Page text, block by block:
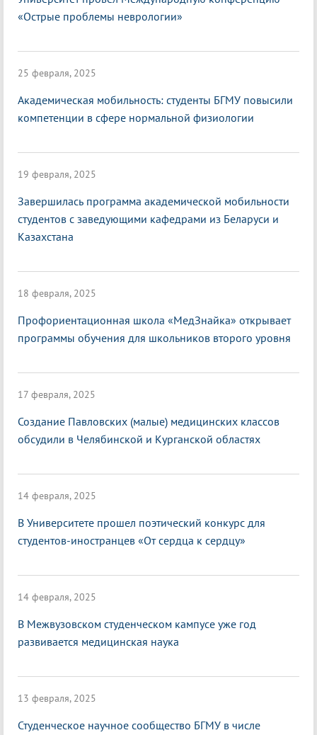
«Острые проблемы неврологии»
25 февраля, 2025
Академическая мобильность: студенты БГМУ повысили
компетенции в сфере нормальной физиологии
19 февраля, 2025
Завершилась программа академической мобильности
студентов с заведующими кафедрами из Беларуси и
Казахстана
18 февраля, 2025
Профориентационная школа «МедЗнайка» открывает
программы обучения для школьников второго уровня
17 февраля, 2025
Создание Павловских (малые) медицинских классов
обсудили в Челябинской и Курганской областях
14 февраля, 2025
В Университете прошел поэтический конкурс для
студентов-иностранцев «От сердца к сердцу»
14 февраля, 2025
В Межвузовском студенческом кампусе уже год
развивается медицинская наука
13 февраля, 2025
Студенческое научное сообщество БГМУ в числе